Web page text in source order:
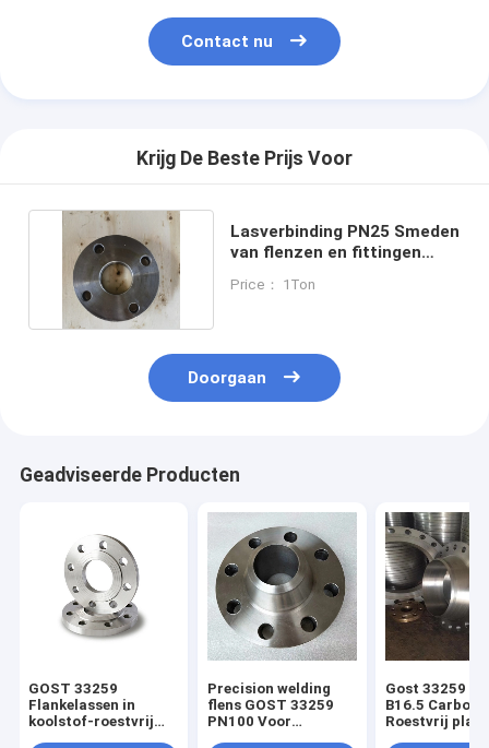
Contact nu
Krijg De Beste Prijs Voor
Lasverbinding PN25 Smeden
van flenzen en fittingen
Price： 1Ton
Doorgaan
Geadviseerde Producten
GOST 33259
Flankelassen in
koolstof-roestvrij
Precision welding
flens GOST 33259
PN100 Voor
Gost 33259
B16.5 Carbon
Roestvrij